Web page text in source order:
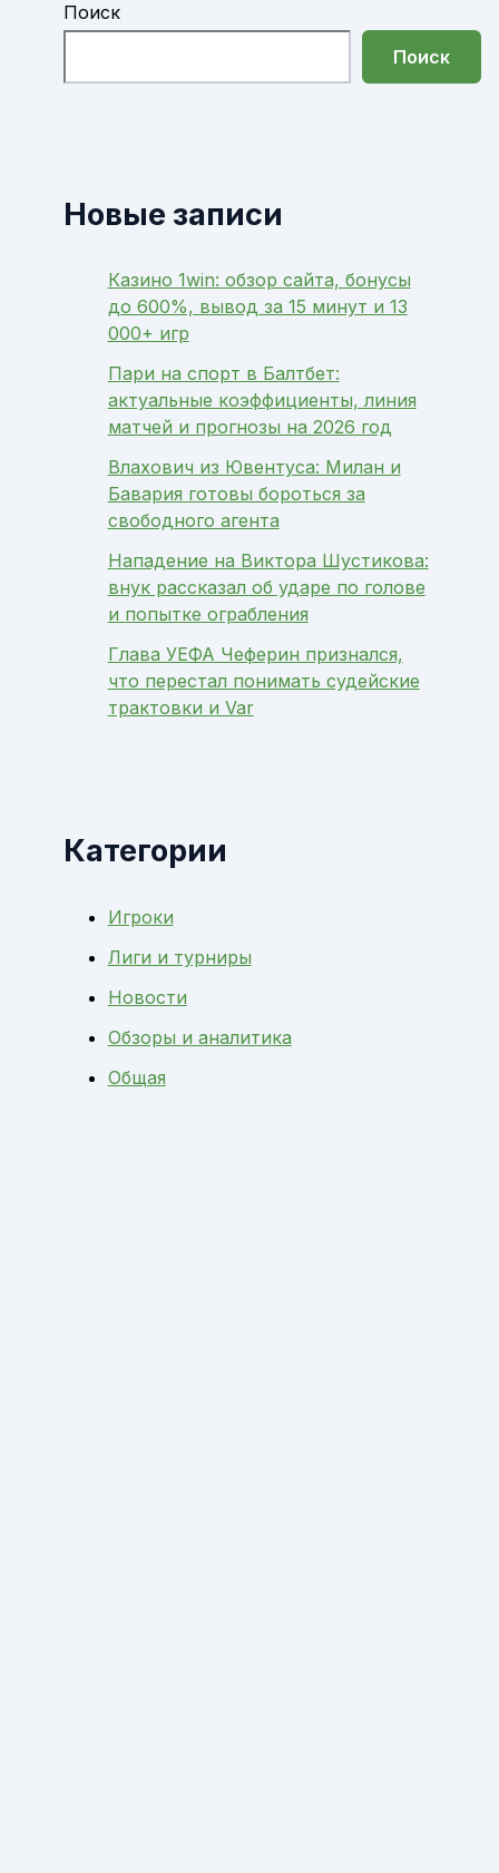
Поиск
Поиск
Новые записи
Казино 1win: обзор сайта, бонусы
до 600%, вывод за 15 минут и 13
000+ игр
Пари на спорт в Балтбет:
актуальные коэффициенты, линия
матчей и прогнозы на 2026 год
Влахович из Ювентуса: Милан и
Бавария готовы бороться за
свободного агента
Нападение на Виктора Шустикова:
внук рассказал об ударе по голове
и попытке ограбления
Глава УЕФА Чеферин признался,
что перестал понимать судейские
трактовки и Var
Категории
Игроки
Лиги и турниры
Новости
Обзоры и аналитика
Общая